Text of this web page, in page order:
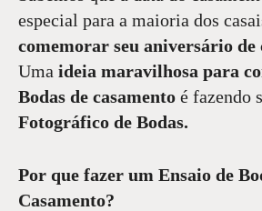
especial para a maioria dos
comemorar seu aniversário de
Uma ideia maravilhosa para
Bodas de casamento é fazendo
Fotográfico de Bodas.
Por que fazer um Ensaio de
Casamento?